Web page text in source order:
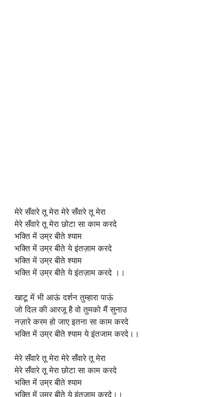
मेरे सँवारे तू मेरा मेरे सँवारे तू मेरा
मेरे सँवारे तू मेरा छोटा सा काम करदे
भक्ति में उम्र बीते श्याम
भक्ति में उम्र बीते ये इंतज़ाम करदे
भक्ति में उम्र बीते श्याम
भक्ति में उम्र बीते ये इंतज़ाम करदे ।।
खाटू में भी आऊं दर्शन तुम्हारा पाऊं
जो दिल की आरजू है वो तुमको मैं सुनाउ
नज़ारे करम हो जाए इतना सा काम करदे
भक्ति में उम्र बीते श्याम ये इंतजाम करदे।।
मेरे सँवारे तू मेरा मेरे सँवारे तू मेरा
मेरे सँवारे तू मेरा छोटा सा काम करदे
भक्ति में उम्र बीते श्याम
भक्ति में उम्र बीते ये इंतज़ाम करदे।।